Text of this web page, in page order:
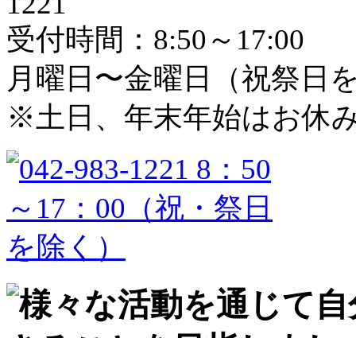
受付時間：8:50～17:00
月曜日〜金曜日（祝祭日
※土日、年末年始はお休